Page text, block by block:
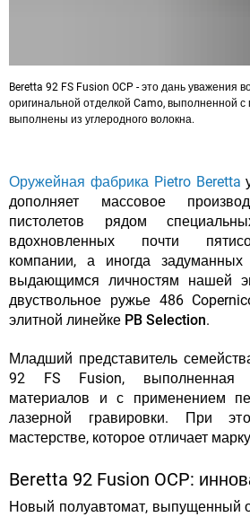
Beretta 92 FS Fusion OCP - это дань уважения
оригинальной отделкой Camo, выполненной
выполнены из углеродного волокна.
Оружейная фабрика Pietro Beretta
дополняет массовое
пистолетов рядом
вдохновленных почти
компании, а иногда
выдающимся личностям нашей
двуствольное ружье 486
элитной линейке PB Selection.
Младший представитель
92 FS Fusion, выполненная
материалов и с применением
лазерной гравировки. При
мастерстве, которое отличает
Beretta 92 Fusion OCP:
Новый полуавтомат, выпущенный